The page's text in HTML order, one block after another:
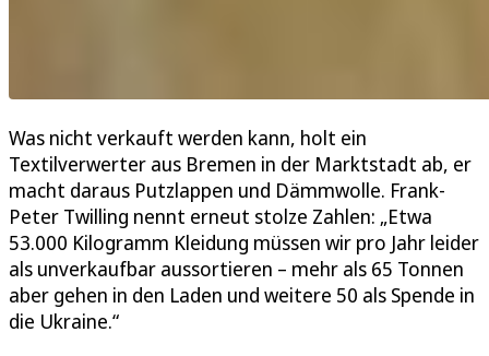
Was nicht verkauft werden kann, holt ein
Textilverwerter aus Bremen in der Marktstadt ab, er
macht daraus Putzlappen und Dämmwolle. Frank-
Peter Twilling nennt erneut stolze Zahlen: „Etwa
53.000 Kilogramm Kleidung müssen wir pro Jahr leider
als unverkaufbar aussortieren – mehr als 65 Tonnen
aber gehen in den Laden und weitere 50 als Spende in
die Ukraine.“